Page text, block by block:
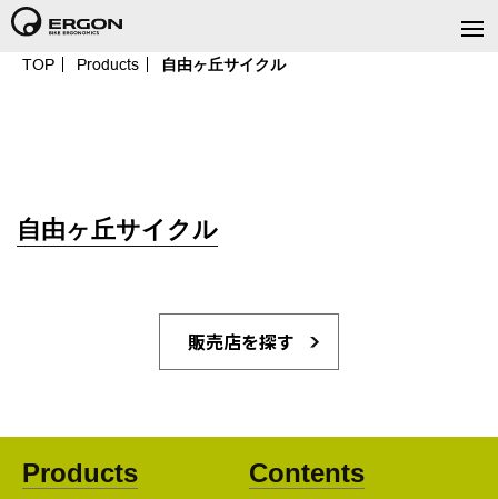
TOP Products 自由ヶ丘サイクル
自由ヶ丘サイクル
販売店を探す
Products Contents